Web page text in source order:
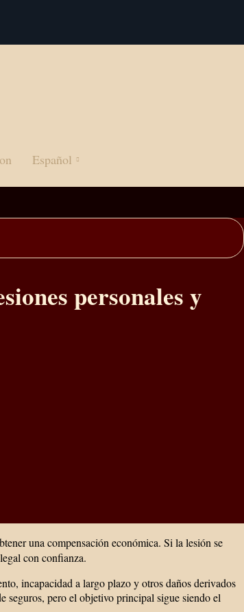
Español
personales y
una compensación económica. Si la lesión se
con confianza.
incapacidad a largo plazo y otros daños derivados
seguros, pero el objetivo principal sigue siendo el